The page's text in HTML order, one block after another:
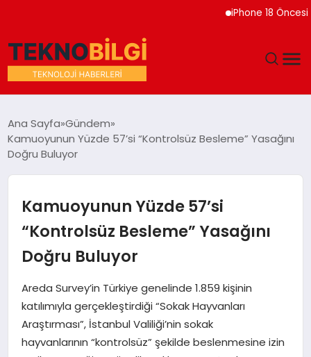
iPhone 18 Öncesi
DÜNYA
MAGAZIN
SAĞLIK
SIYASET
Ana Sayfa Gündem
Kamuoyunun Yüzde 57’si “Kontrolsüz Besleme” Yasağını
Doğru Buluyor
Kamuoyunun Yüzde 57’si
“Kontrolsüz Besleme” Yasağını
Doğru Buluyor
Areda Survey’in Türkiye genelinde 1.859 kişinin
katılımıyla gerçekleştirdiği “Sokak Hayvanları
Araştırması”, İstanbul Valiliği’nin sokak
hayvanlarının “kontrolsüz” şekilde beslenmesine izin